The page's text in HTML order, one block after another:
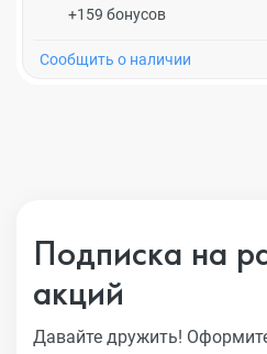
+159 бонусов
Cообщить о наличии
Подписка на
акций
Давайте дружить!